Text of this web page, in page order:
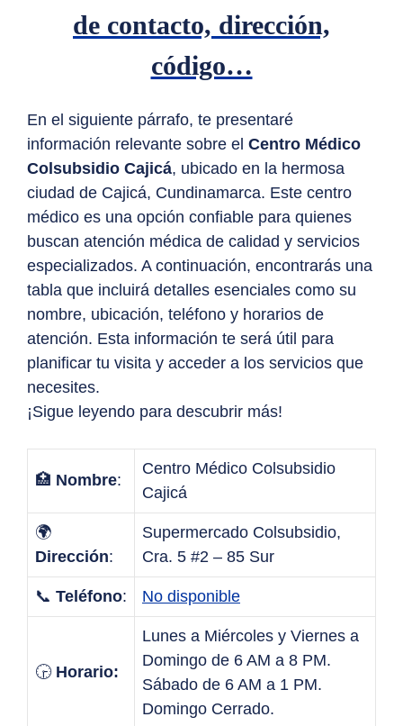
de contacto, dirección,
código…
En el siguiente párrafo, te presentaré
información relevante sobre el Centro Médico
Colsubsidio Cajicá, ubicado en la hermosa
ciudad de Cajicá, Cundinamarca. Este centro
médico es una opción confiable para quienes
buscan atención médica de calidad y servicios
especializados. A continuación, encontrarás una
tabla que incluirá detalles esenciales como su
nombre, ubicación, teléfono y horarios de
atención. Esta información te será útil para
planificar tu visita y acceder a los servicios que
necesites.
¡Sigue leyendo para descubrir más!
🏥 Nombre:
Centro Médico Colsubsidio
Cajicá
🌍
Dirección:
Supermercado Colsubsidio,
Cra. 5 #2 – 85 Sur
📞 Teléfono: No disponible
🕞 Horario:
Lunes a Miércoles y Viernes a
Domingo de 6 AM a 8 PM.
Sábado de 6 AM a 1 PM.
Domingo Cerrado.